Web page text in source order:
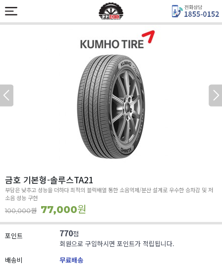
금호 기본형-솔루스TA21
부담은 낮추고 성능을 더하다 최적의 블럭배열 통한 소음억제/분산 설계로 우수한 승차감 및 저
소음 성능 구현
100,000원 77,000원
포인트 770점
회원으로 구입하시면 포인트가 적립됩니다.
배송비
무료배송